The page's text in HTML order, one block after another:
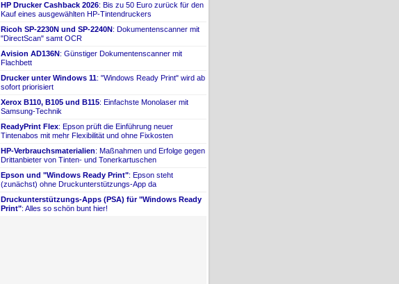
HP Drucker Cashback 2026: Bis zu 50 Euro zurück für den
Kauf eines ausgewählten HP-​Tintendruckers
Ricoh SP-​2230N und SP-​2240N : Dokumentenscanner mit
"DirectScan" samt OCR
Avision AD136N : Günstiger Dokumentenscanner mit
Flachbett
Drucker unter Windows 11: "Windows Ready Print" wird ab
sofort priorisiert
Xerox B110, B105 und B115: Einfachste Monolaser mit
Samsung-​Technik
ReadyPrint Flex: Epson prüft die Einführung neuer
Tintenabos mit mehr Flexibilität und ohne Fixkosten
HP-​Verbrauchsmaterialien: Maßnahmen und Erfolge gegen
Drittanbieter von Tinten- ​ und Tonerkartuschen
Epson und "Windows Ready Print": Epson steht
(zunächst) ohne Druckunterstützungs-​App da
Druckunterstützungs-​Apps (PSA) für "Windows Ready
Print": Alles so schön bunt hier!